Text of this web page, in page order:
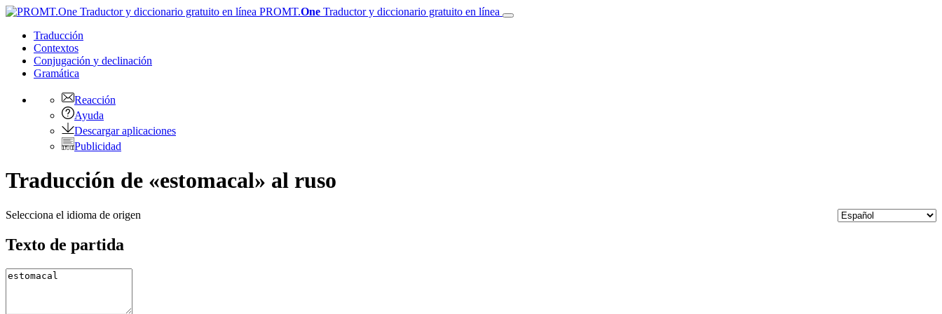
PROMT.One Traductor y diccionario gratuito en línea
Traducción
Contextos
Conjugación y declinación
Gramática
Reacción
Ayuda
Descargar aplicaciones
Publicidad
Traducción de «estomacal» al ruso
Selecciona el idioma de origen
Texto de partida